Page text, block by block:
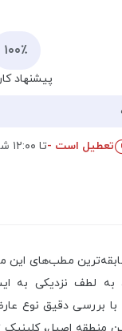
۱۰۰٪
پیشنهاد
تعطیل است -تا ۱۲:۰۰ شنبه
مطب‌های این
به لطف نزدیکی به
بررسی دقیق نوع